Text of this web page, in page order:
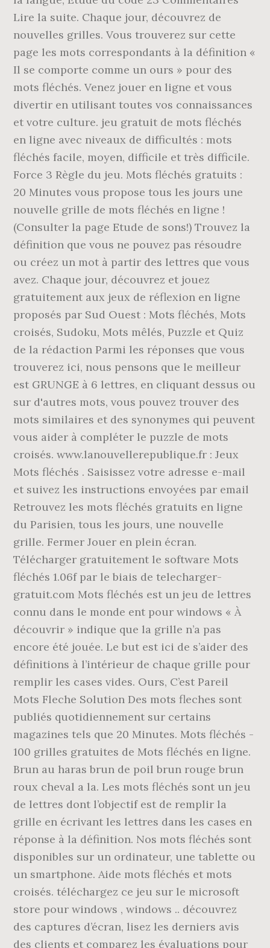
Lire la suite. Chaque jour, découvrez de
nouvelles grilles. Vous trouverez sur cette
page les mots correspondants à la définition «
Il se comporte comme un ours » pour des
mots fléchés. Venez jouer en ligne et vous
divertir en utilisant toutes vos connaissances
et votre culture. jeu gratuit de mots fléchés
en ligne avec niveaux de difficultés : mots
fléchés facile, moyen, difficile et très difficile.
Force 3 Règle du jeu. Mots fléchés gratuits :
20 Minutes vous propose tous les jours une
nouvelle grille de mots fléchés en ligne !
(Consulter la page Etude de sons!) Trouvez la
définition que vous ne pouvez pas résoudre
ou créez un mot à partir des lettres que vous
avez. Chaque jour, découvrez et jouez
gratuitement aux jeux de réflexion en ligne
proposés par Sud Ouest : Mots fléchés, Mots
croisés, Sudoku, Mots mêlés, Puzzle et Quiz
de la rédaction Parmi les réponses que vous
trouverez ici, nous pensons que le meilleur
est GRUNGE à 6 lettres, en cliquant dessus ou
sur d'autres mots, vous pouvez trouver des
mots similaires et des synonymes qui peuvent
vous aider à compléter le puzzle de mots
croisés. www.lanouvellerepublique.fr : Jeux
Mots fléchés . Saisissez votre adresse e-mail
et suivez les instructions envoyées par email
Retrouvez les mots fléchés gratuits en ligne
du Parisien, tous les jours, une nouvelle
grille. Fermer Jouer en plein écran.
Télécharger gratuitement le software Mots
fléchés 1.06f par le biais de telecharger-
gratuit.com Mots fléchés est un jeu de lettres
connu dans le monde ent pour windows « À
découvrir » indique que la grille n’a pas
encore été jouée. Le but est ici de s’aider des
définitions à l’intérieur de chaque grille pour
remplir les cases vides. Ours, C’est Pareil
Mots Fleche Solution Des mots fleches sont
publiés quotidiennement sur certains
magazines tels que 20 Minutes. Mots fléchés -
100 grilles gratuites de Mots fléchés en ligne.
Brun au haras brun de poil brun rouge brun
roux cheval a la. Les mots fléchés sont un jeu
de lettres dont l’objectif est de remplir la
grille en écrivant les lettres dans les cases en
réponse à la définition. Nos mots fléchés sont
disponibles sur un ordinateur, une tablette ou
un smartphone. Aide mots fléchés et mots
croisés. téléchargez ce jeu sur le microsoft
store pour windows , windows .. découvrez
des captures d’écran, lisez les derniers avis
des clients et comparez les évaluations pour